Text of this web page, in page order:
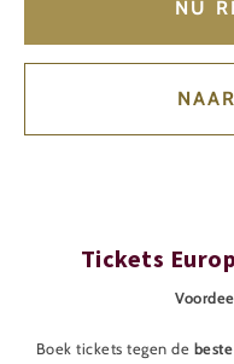
NU
Tickets
Boek tickets tegen de